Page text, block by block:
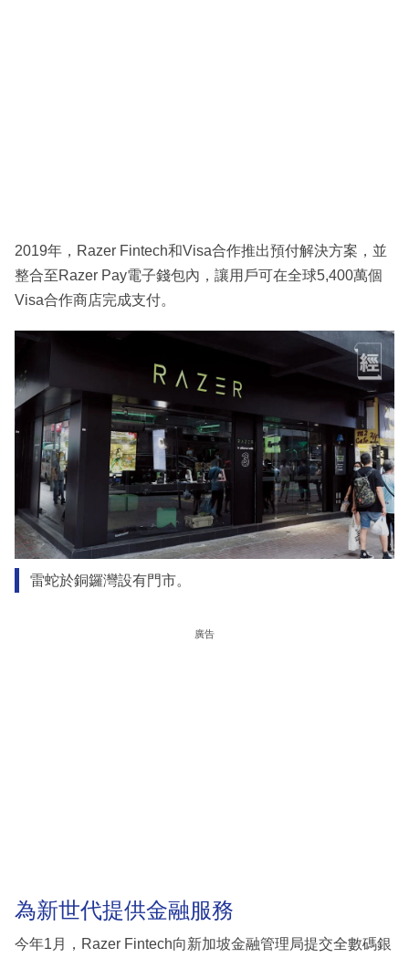
2019年，Razer Fintech和Visa合作推出預付解決方案，並
整合至Razer Pay電子錢包內，讓用戶可在全球5,400萬個
Visa合作商店完成支付。
雷蛇於銅鑼灣設有門市。
廣告
為新世代提供金融服務
今年1月，Razer Fintech向新加坡金融管理局提交全數碼銀